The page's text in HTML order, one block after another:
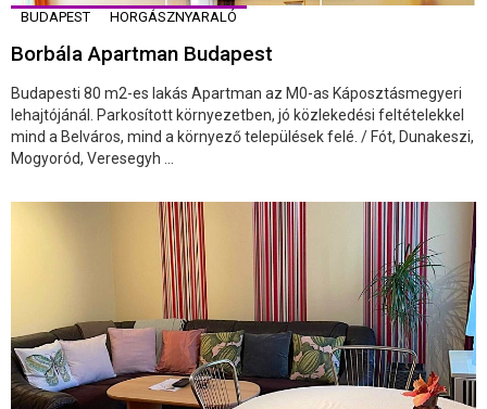
BUDAPEST HORGÁSZNYARALÓ
Borbála Apartman Budapest
Budapesti 80 m2-es lakás Apartman az M0-as Káposztásmegyeri
lehajtójánál. Parkosított környezetben, jó közlekedési feltételekkel
mind a Belváros, mind a környező települések felé. / Fót, Dunakeszi,
Mogyoród, Veresegyh ...